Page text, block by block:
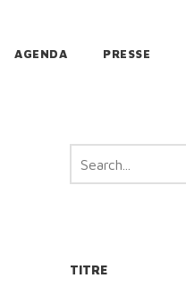
AGENDA PRESSE
TITRE